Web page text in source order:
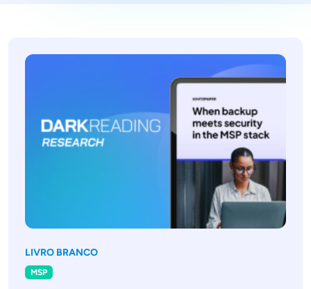
LIVRO BRANCO
MSP